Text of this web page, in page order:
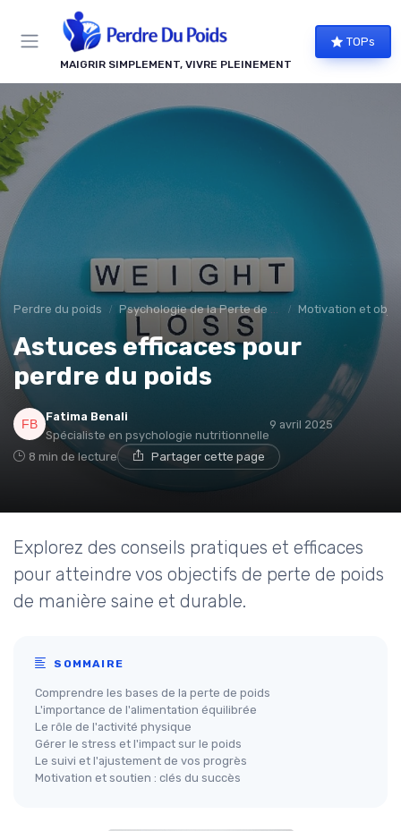
MAIGRIR SIMPLEMENT, VIVRE PLEINEMENT
TOPs
Perdre du poids Psychologie de la Perte de Poids Motivation et
Astuces efficaces pour
perdre du poids
Fatima Benali
Spécialiste en psychologie nutritionnelle
9 avril 2025
8 min de lecture Partager cette page
Explorez des conseils pratiques et efficaces
pour atteindre vos objectifs de perte de poids
de manière saine et durable.
SOMMAIRE
Comprendre les bases de la perte de poids
L'importance de l'alimentation équilibrée
Le rôle de l'activité physique
Gérer le stress et l'impact sur le poids
Le suivi et l'ajustement de vos progrès
Motivation et soutien : clés du succès
Panneau de gestion des cookies